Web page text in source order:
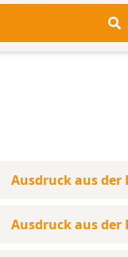
Ausdruck aus der
Ausdruck aus der